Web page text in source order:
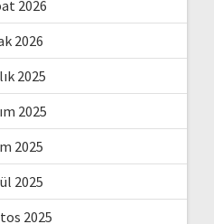
2026
2026
2025
2025
2025
2025
2025